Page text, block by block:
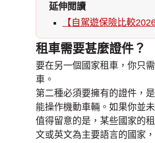
延伸閲讀
【自駕遊保險比較
租車需要甚麼證件？
要在另一個國家租車，你只
車。
第二種必須要擁有的證件，
能操作機動車輛。如果你並
值得留意的是，某些國家的
文或英文為主要語言的國家